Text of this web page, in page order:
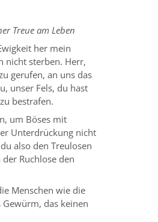
Treue am Leben
her mein
nicht sterben. Herr,
gerufen, an uns das
unser Fels, du hast
bestrafen.
um Böses mit
Unterdrückung nicht
also den Treulosen
Ruchlose den
Menschen wie die
das keinen